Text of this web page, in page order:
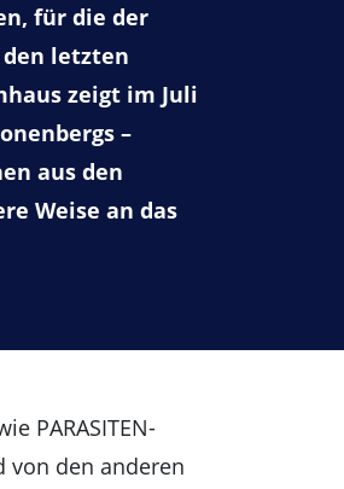
für die der
den letzten
zeigt im Juli
–
aus den
Weise an das
PARASITEN-
von den anderen